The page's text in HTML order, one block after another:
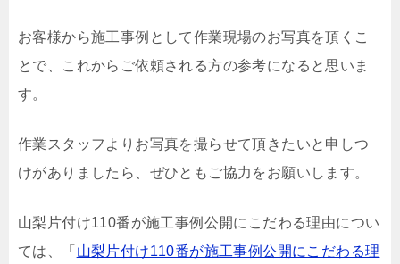
お客様から施工事例として作業現場のお写真を頂くこ
とで、これからご依頼される方の参考になると思いま
す。
作業スタッフよりお写真を撮らせて頂きたいと申しつ
けがありましたら、ぜひともご協力をお願いします。
山梨片付け110番が施工事例公開にこだわる理由につい
ては、「 山梨片付け110番が施工事例公開にこだわる理